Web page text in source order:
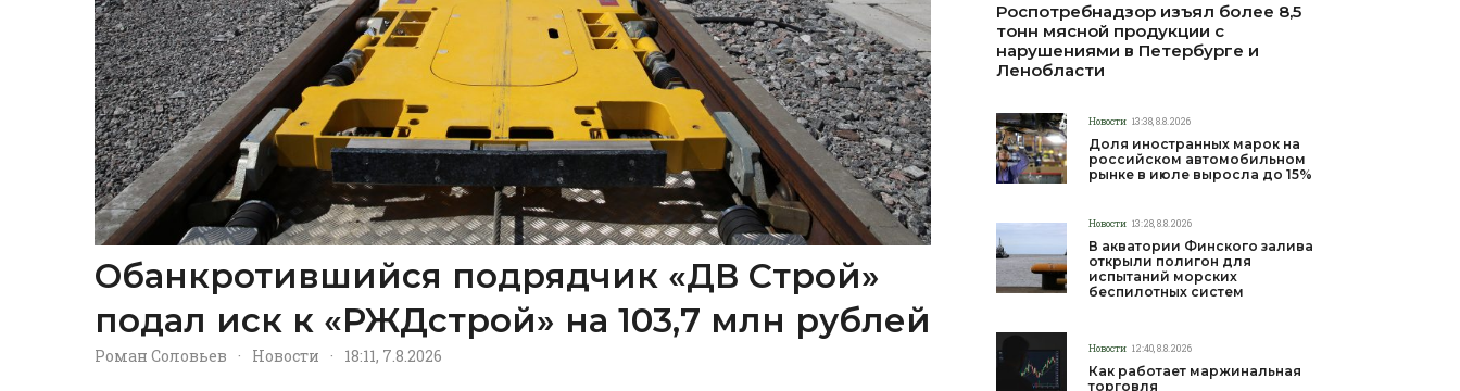
Обанкротившийся подрядчик «ДВ Строй»
подал иск к «РЖДстрой» на 103,7 млн рублей
Роман Соловьев · Новости · 18:11, 7.8.2026
Роспотребнадзор изъял более 8,5
тонн мясной продукции с
нарушениями в Петербурге и
Ленобласти
Новости 13:38, 8.8.2026
Доля иностранных марок на
российском автомобильном
рынке в июле выросла до 15%
Новости 13:28, 8.8.2026
В акватории Финского залива
открыли полигон для
испытаний морских
беспилотных систем
Новости 12:40, 8.8.2026
Как работает маржинальная
торговля